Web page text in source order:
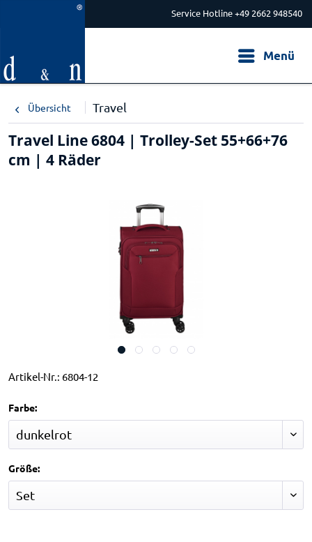
Service Hotline +49 2662 948540
Menü
Übersicht Travel
Travel Line 6804 | Trolley-Set 55+66+76
cm | 4 Räder
Artikel-Nr.: 6804-12
Farbe:
Größe: